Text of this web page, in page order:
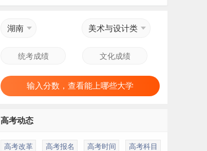
湖南 美术与设计类
输入分数，查看能上哪些大学
高考动态
高考改革 高考报名 高考时间 高考科目